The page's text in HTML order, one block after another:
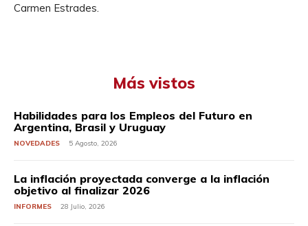
Carmen Estrades.
Más vistos
Habilidades para los Empleos del Futuro en
Argentina, Brasil y Uruguay
NOVEDADES 5 Agosto, 2026
La inflación proyectada converge a la inflación
objetivo al finalizar 2026
INFORMES 28 Julio, 2026